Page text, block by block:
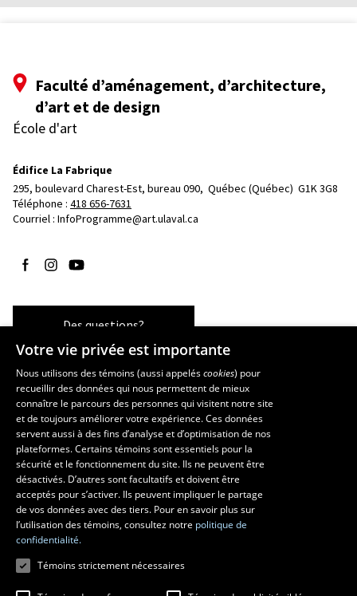
Faculté d’aménagement, d’architecture,
d’art et de design
École d'art
Édifice La Fabrique
295, boulevard Charest-Est, bureau 090, Québec (Québec)  G1K 3G8
Téléphone : 418 656-7631
Courriel : InfoProgramme@art.ulaval.ca
Suivez-nous sur Facebook
Suivez-nous sur Instagram
Suivez-nous sur YouTube
Des questions?
Les écoles et la recherche
École supérieure d’aménagement du territoire et de développement
régional
École d’architecture
École de design
Centre de recherche en aménagement et développement
Votre vie privée est importante
Nous utilisons des témoins (aussi appeléscookies) pour
recueillir des données qui nous permettent de mieux
connaître le parcours des personnes qui visitent notre site
et de toujours améliorer votre expérience. Ces données
servent aussi à des fins d’analyse et d’optimisation de nos
plateformes. Certains témoins sont essentiels pour la
sécurité et le fonctionnement du site. Ils ne peuvent être
désactivés. D’autres sont facultatifs et doivent être
acceptés pour s’activer. Ils peuvent impliquer le partage
de vos données avec des tiers. Pour en savoir plus sur
l’utilisation des témoins, consultez notre politique de
confidentialité.
Témoins strictement nécessaires